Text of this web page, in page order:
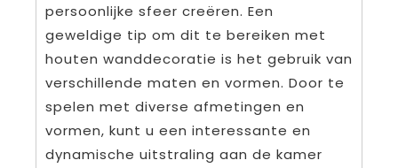
persoonlijke sfeer creëren. Een
geweldige tip om dit te bereiken met
houten wanddecoratie is het gebruik van
verschillende maten en vormen. Door te
spelen met diverse afmetingen en
vormen, kunt u een interessante en
dynamische uitstraling aan de kamer